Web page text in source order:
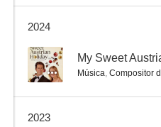
A Veteran's Christmas
5.0
2024
-- My Sweet
Música, Compositor
2023